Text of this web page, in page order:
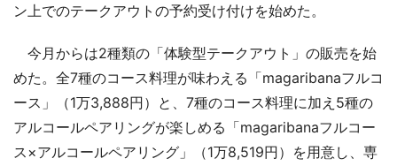
ン上でのテークアウトの予約受け付けを始めた。
今月からは2種類の「体験型テークアウト」の販売を始
めた。全7種のコース料理が味わえる「magaribanaフルコ
ース」（1万3,888円）と、7種のコース料理に加え5種の
アルコールペアリングが楽しめる「magaribanaフルコー
ス×アルコールペアリング」（1万8,519円）を用意し、専